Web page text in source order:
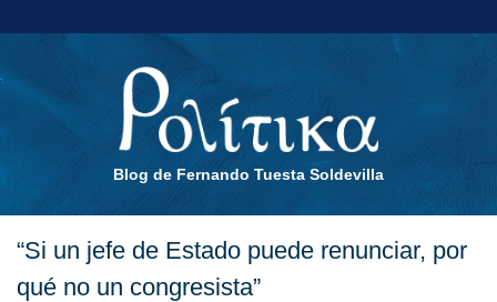
Blog de Fernando Tuesta Soldevilla
“Si un jefe de Estado puede renunciar, por
qué no un congresista”